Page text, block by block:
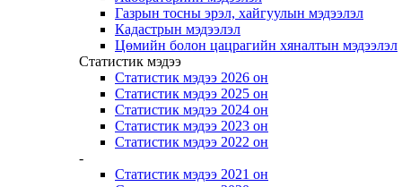
Газрын тосны эрэл, хайгуулын мэдээлэл
Кадастрын мэдээлэл
Цөмийн болон цацрагийн хяналтын мэдээлэл
Статистик мэдээ
Статистик мэдээ 2026 он
Статистик мэдээ 2025 он
Статистик мэдээ 2024 он
Статистик мэдээ 2023 он
Статистик мэдээ 2022 он
-
Статистик мэдээ 2021 он